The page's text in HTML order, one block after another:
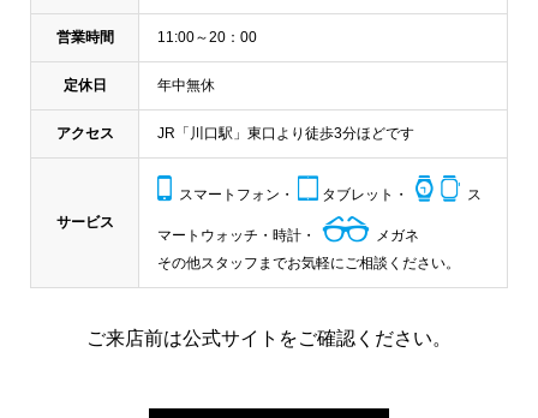
営業時間 11:00～20：00
定休日 年中無休
アクセス JR「川口駅」東口より徒歩3分ほどです
サービス
スマートフォン・ タブレット・ ス
マートウォッチ・時計・
メガネ
その他スタッフまでお気軽にご相談ください。
ご来店前は公式サイトをご確認ください。